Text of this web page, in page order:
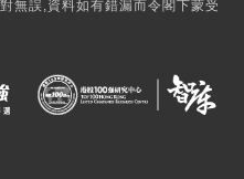
無誤,資料如有錯漏而令閣下蒙受